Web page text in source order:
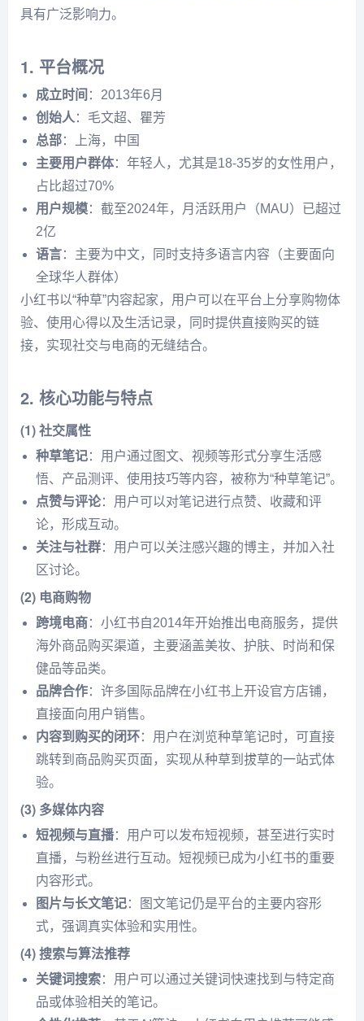
具有广泛影响力。
1. 平台概况
成立时间 ：2013年6月
创始人：毛文超、瞿芳
总部：上海，中国
主要用户群体：年轻人，尤其是18-35岁的女性用户，
占比超过70%
用户规模：截至2024年，月活跃用户（MAU）已超过
2亿
语言：主要为中文，同时支持多语言内容（主要面向
全球华人群体）
小红书以“种草”内容起家，用户可以在平台上分享购物体
验、使用心得以及生活记录，同时提供直接购买的链
接，实现社交与电商的无缝结合。
2. 核心功能与特点
(1) 社交属性
种草笔记：用户通过图文、视频等形式分享生活感
悟、产品测评、使用技巧等内容，被称为“种草笔记”。
点赞与评论：用户可以对笔记进行点赞、收藏和评
论，形成互动。
关注与社群：用户可以关注感兴趣的博主，并加入社
区讨论。
(2) 电商购物
跨境电商：小红书自2014年开始推出电商服务，提供
海外商品购买渠道，主要涵盖美妆、护肤、时尚和保
健品等品类。
品牌合作：许多国际品牌在小红书上开设官方店铺，
直接面向用户销售。
内容到购买的闭环：用户在浏览种草笔记时，可直接
跳转到商品购买页面，实现从种草到拔草的一站式体
验。
(3) 多媒体内容
短视频与直播：用户可以发布短视频，甚至进行实时
直播，与粉丝进行互动。短视频已成为小红书的重要
内容形式。
图片与长文笔记：图文笔记仍是平台的主要内容形
式，强调真实体验和实用性。
(4) 搜索与算法推荐
关键词搜索：用户可以通过关键词快速找到与特定商
品或体验相关的笔记。